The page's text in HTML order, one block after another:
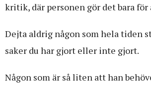
kritik, där personen gör det bara för
Dejta aldrig någon som hela tiden
saker du har gjort eller inte gjort.
Någon som är så liten att han